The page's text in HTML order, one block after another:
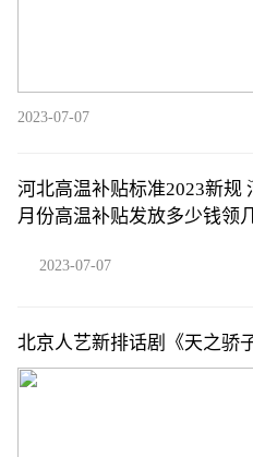
2023-07-07
河北高温补贴标准2023新规
月份高温补贴发放多少钱领
2023-07-07
北京人艺新排话剧《天之骄
读